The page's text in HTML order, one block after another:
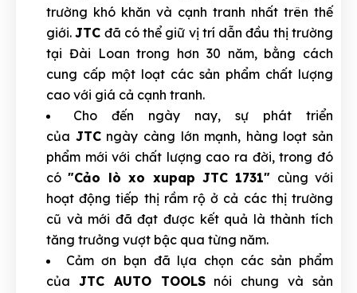
trường khó khăn và cạnh tranh nhất trên thế
giới.JTC đã có thể giữ vị trí dẫn đầu thị trường
tại Đài Loan trong hơn 30 năm, bằng cách
cung cấp một loạt các sản phẩm chất lượng
cao với giá cả cạnh tranh.
Cho đến ngày nay, sự phát triển
của JTCngày càng lớn mạnh, hàng loạt sản
phẩm mới với chất lượng cao ra đời, trong đó
có"Cảo lò xo xupap JTC 1731" cùng với
hoạt động tiếp thị rầm rộ ở cả các thị trường
cũ và mới đã đạt được kết quả là thành tích
tăng trưởng vượt bậc qua từng năm.
Cảm ơn bạn đã lựa chọn các sản phẩm
của JTC AUTO TOOLSnói chung và sản